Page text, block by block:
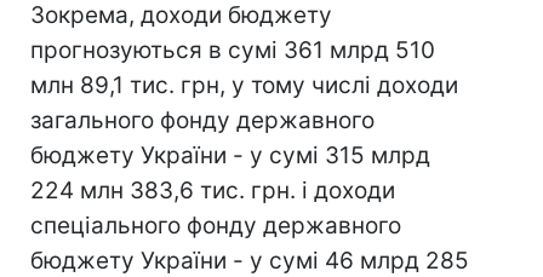
Зокрема, доходи бюджету
прогнозуються в сумі 361 млрд 510
млн 89,1 тис. грн, у тому числі доходи
загального фонду державного
бюджету України - у сумі 315 млрд
224 млн 383,6 тис. грн. і доходи
спеціального фонду державного
бюджету України - у сумі 46 млрд 285